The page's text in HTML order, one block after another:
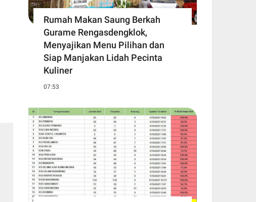
Rumah Makan Saung Berkah
Gurame Rengasdengklok,
Menyajikan Menu Pilihan dan
Siap Manjakan Lidah Pecinta
Kuliner
07:53